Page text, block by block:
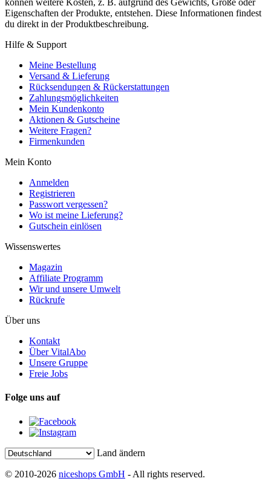
können weitere Kosten, z. B. aufgrund des Gewichts, Größe oder
Eigenschaften der Produkte, entstehen. Diese Informationen findest
du direkt in der Produktbeschreibung.
Hilfe & Support
Meine Bestellung
Versand & Lieferung
Rücksendungen & Rückerstattungen
Zahlungsmöglichkeiten
Mein Kundenkonto
Aktionen & Gutscheine
Weitere Fragen?
Firmenkunden
Mein Konto
Anmelden
Registrieren
Passwort vergessen?
Wo ist meine Lieferung?
Gutschein einlösen
Wissenswertes
Magazin
Affiliate Programm
Wir und unsere Umwelt
Rückrufe
Über uns
Kontakt
Über VitalAbo
Unsere Gruppe
Freie Jobs
Folge uns auf
Land ändern
© 2010-2026 niceshops GmbH - All rights reserved.